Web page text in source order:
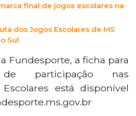
final de jogos escolares na
dos Jogos Escolares de MS
Sul
Fundesporte, a ficha para
de participação nas
Escolares está disponível